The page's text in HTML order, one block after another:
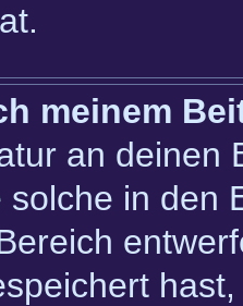
meinem
an deinen
solche in den